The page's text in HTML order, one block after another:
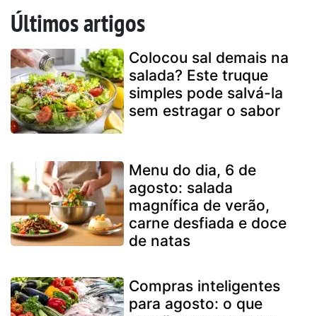
Últimos artigos
Colocou sal demais na
salada? Este truque
simples pode salvá-la
sem estragar o sabor
Menu do dia, 6 de
agosto: salada
magnífica de verão,
carne desfiada e doce
de natas
Compras inteligentes
para agosto: o que